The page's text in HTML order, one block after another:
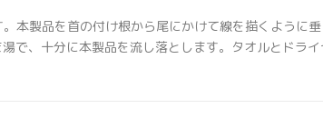
本製品を首の付け根から尾にかけて線を描くように
、十分に本製品を流し落とします。タオルとドラ